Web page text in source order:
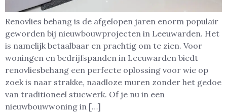
Renovlies behang is de afgelopen jaren enorm populair
geworden bij nieuwbouwprojecten in Leeuwarden. Het
is namelijk betaalbaar en prachtig om te zien. Voor
woningen en bedrijfspanden in Leeuwarden biedt
renovliesbehang een perfecte oplossing voor wie op
zoek is naar strakke, naadloze muren zonder het gedoe
van traditioneel stucwerk. Of je nu in een
nieuwbouwwoning in […]